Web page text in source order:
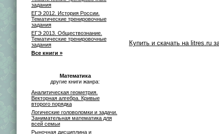
задания
ЕГЭ 2012. История России.
Тематические тренировочные
задания
ЕГЭ 2013. Обществознание.
Тематические тренировочные
задания
Все книги »
Математика
другие книги жанра:
Аналитическая геометрия.
Векторная алгебра. Кривые
второго порядка
Логические головоломки и задачи.
Занимательная математика для
всей семьи
Рыночная дисциплина и
Купить и скачать на litres.ru